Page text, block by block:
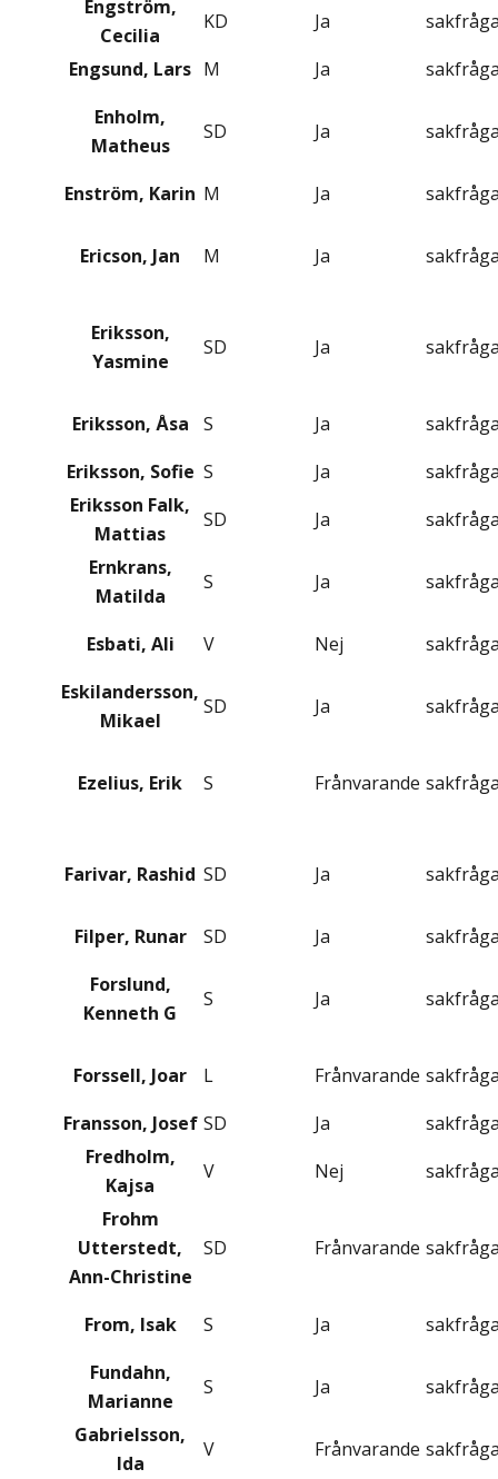
Engström,
Cecilia
KD Ja
Engsund, Lars M Ja
Enholm,
Matheus
SD Ja
Enström, Karin M Ja
Ericson, Jan M Ja
Eriksson,
Yasmine
SD Ja
Eriksson, Åsa S Ja
Eriksson, Sofie S Ja
Eriksson Falk,
Mattias
SD Ja
Ernkrans,
Matilda
S Ja
Esbati, Ali V Nej
Eskilandersson,
Mikael
SD Ja
Ezelius, Erik S Frånvarande
Farivar, Rashid SD Ja
Filper, Runar SD Ja
Forslund,
Kenneth G
S Ja
Forssell, Joar L Frånvarande
Fransson, Josef SD Ja
Fredholm,
Kajsa
V Nej
Frohm
Utterstedt,
Ann-Christine
SD Frånvarande
From, Isak S Ja
Fundahn,
Marianne
S Ja
Gabrielsson,
Ida
V Frånvarande